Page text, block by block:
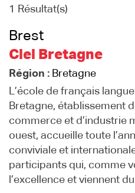
1 Résultat(s)
Brest
Ciel Bretagne
Région : Bretagne
L’école de français
Bretagne, établissement
commerce et d’industrie
ouest, accueille toute
conviviale et
participants qui, comme
l’excellence et viennent